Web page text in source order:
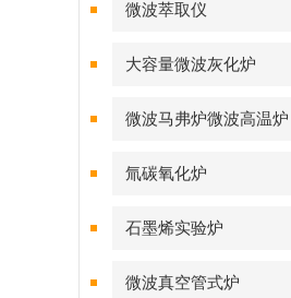
微波萃取仪
大容量微波灰化炉
微波马弗炉微波高温炉
氚碳氧化炉
石墨烯实验炉
微波真空管式炉